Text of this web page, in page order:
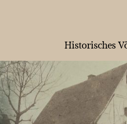
Historisches